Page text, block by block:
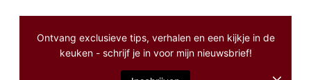
Ontvang exclusieve tips, verhalen en een kijkje in de
keuken - schrijf je in voor mijn nieuwsbrief!